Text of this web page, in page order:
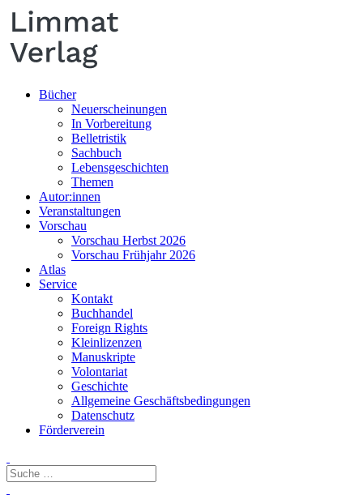
Bücher
Neuerscheinungen
In Vorbereitung
Belletristik
Sachbuch
Lebensgeschichten
Themen
Autor:innen
Veranstaltungen
Vorschau
Vorschau Herbst 2026
Vorschau Frühjahr 2026
Atlas
Service
Kontakt
Buchhandel
Foreign Rights
Kleinlizenzen
Manuskripte
Volontariat
Geschichte
Allgemeine Geschäftsbedingungen
Datenschutz
Förderverein